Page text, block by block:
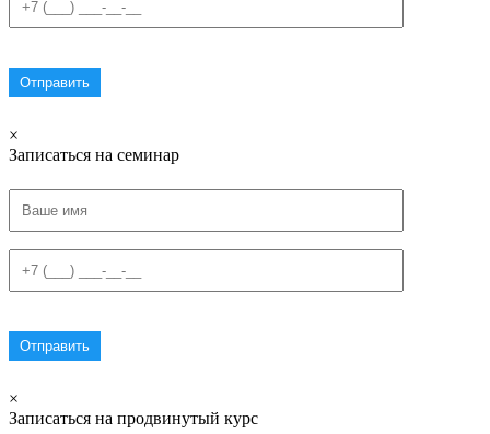
×
Записаться на семинар
×
Записаться на продвинутый курс